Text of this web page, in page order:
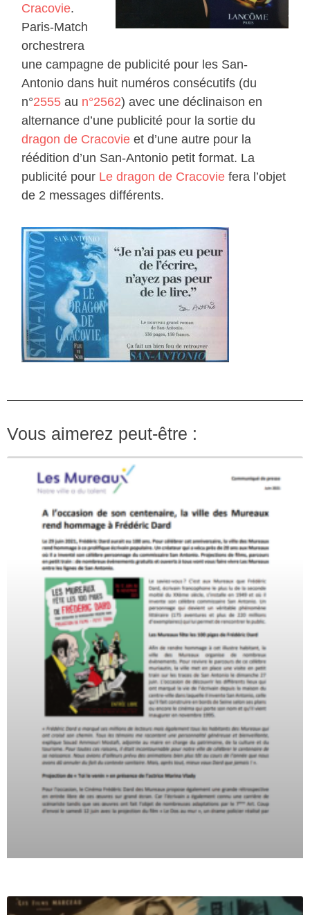
Cracovie.
Paris-Match
orchestrera
une campagne de publicité pour les San-
Antonio dans huit numéros consécutifs (du
n°2555 au n°2562) avec une déclinaison en
alternance d’une publicité pour la sortie du
dragon de Cracovie et d’une autre pour la
réédition d’un San-Antonio petit format. La
publicité pour Le dragon de Cracovie fera l’objet
de 2 messages différents.
Vous aimerez peut-être :